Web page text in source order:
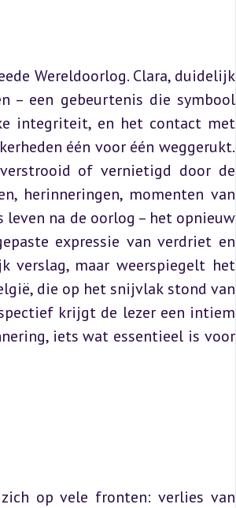
Wereldoorlog. Clara, duidelijk
– een gebeurtenis die symbool
integriteit, en het contact met
één voor één weggerukt.
of vernietigd door de
herinneringen, momenten van
leven na de oorlog – het opnieuw
expressie van verdriet en
verslag, maar weerspiegelt het
die op het snijvlak stond van
krijgt de lezer een intiem
iets wat essentieel is voor
op vele fronten: verlies van